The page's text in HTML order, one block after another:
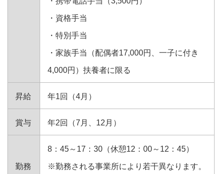
・資格手当
・特別手当
・家族手当（配偶者17,000円、一子に付き
4,000円）扶養者に限る
昇給 年1回（4月）
賞与 年2回（7月、12月）
勤務
8：45～17：30（休憩12：00～12：45）
※勤務される事業所により若干異なります。